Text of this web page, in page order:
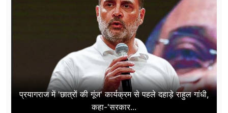
प्रयागराज में 'छात्रों की गूंज' कार्यक्रम से पहले दहाड़े राहुल गांधी,
कहा-'सरकार...